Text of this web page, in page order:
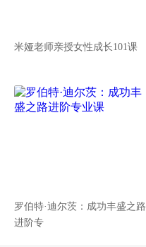
米娅老师亲授女性成长101课
罗伯特·迪尔茨：成功丰盛之路
进阶专